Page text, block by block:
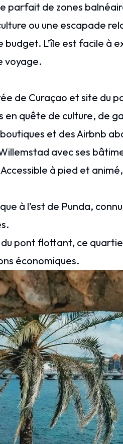
parfait de zones
ou une escapade
L’île est facile à
voyage.
de Curaçao et site du
en quête de culture, de
et des Airbnb
avec ses
à pied et
à l’est de Punda,
du pont flottant, ce
économiques.